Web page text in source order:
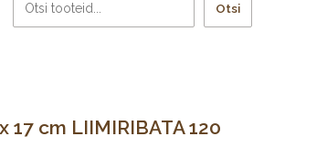
Otsi
17 cm LIIMIRIBATA 120